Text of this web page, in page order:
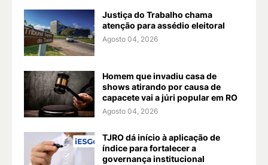
Justiça do Trabalho chama
atenção para assédio eleitoral
Agosto 04, 2026
Homem que invadiu casa de
shows atirando por causa de
capacete vai a júri popular em RO
Agosto 04, 2026
TJRO dá início à aplicação de
índice para fortalecer a
governança institucional